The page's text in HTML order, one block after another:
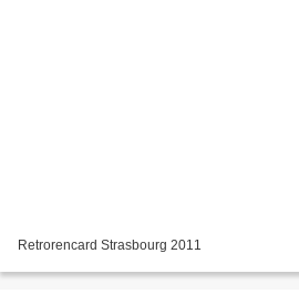
Retrorencard Strasbourg 2011